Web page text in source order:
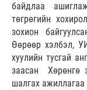
байдлаа
төгрөгийн
зохион
Өөрөөр хэлбэл,
хуулийн тусгай
заасан Хөрөнгө
шалгах